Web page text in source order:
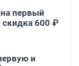
первый
скидка 600 ₽
и